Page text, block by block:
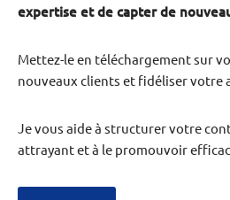
expertise et de capter de
Mettez-le en téléchargement sur
nouveaux clients et fidéliser votre
Je vous aide à structurer votre
attrayant et à le promouvoir